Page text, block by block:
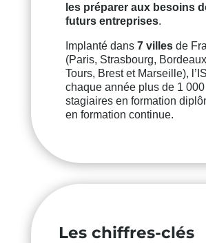
les préparer aux besoins
futurs entreprises.
Implanté dans 7 villesde
(Paris, Strasbourg,
Tours, Brest et Marseille),
chaque année plus de 1 000
stagiaires en formation
en formation continue.
Les chiffres-clés